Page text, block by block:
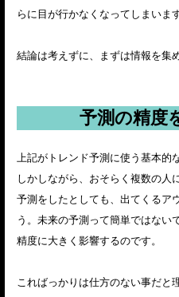
らに目が行かなくなってしまいます
結論は考えずに、まずは情報を集
予測の精度
上記がトレンド予測に使う基本的
しかしながら、おそらく複数の人
予測をしたとしても、出てくるア
う。未来の予測って簡単ではない
精度に大きく影響するのです。
こればっかりは仕方のない事だと